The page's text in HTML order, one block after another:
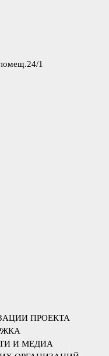
1
ПРОЕКТА
И МЕДИА